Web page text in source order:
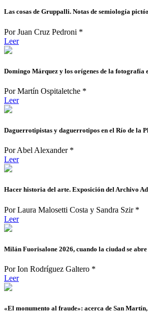
Las cosas de Gruppalli. Notas de semiología
Por Juan Cruz Pedroni *
Leer
Domingo Márquez y los orígenes de la fotografía
Por Martín Ospitaletche *
Leer
Daguerrotipistas y daguerrotipos en el Río de la
Por Abel Alexander *
Leer
Hacer historia del arte. Exposición del Archivo
Por Laura Malosetti Costa y Sandra Szir *
Leer
Milán Fuorisalone 2026, cuando la ciudad se abre
Por Ion Rodríguez Galtero *
Leer
«El monumento al fraude»: acerca de San